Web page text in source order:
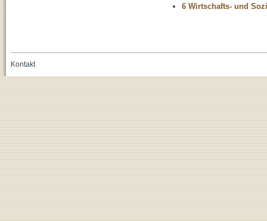
6 Wirtschafts- und
Kontakt